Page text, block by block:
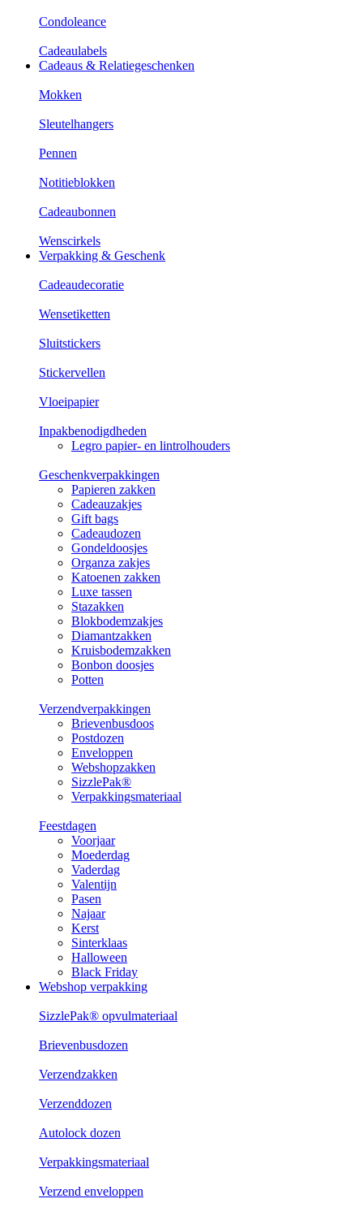
Condoleance
Cadeaulabels
Cadeaus & Relatiegeschenken
Mokken
Sleutelhangers
Pennen
Notitieblokken
Cadeaubonnen
Wenscirkels
Verpakking & Geschenk
Cadeaudecoratie
Wensetiketten
Sluitstickers
Stickervellen
Vloeipapier
Inpakbenodigdheden
Legro papier- en lintrolhouders
Geschenkverpakkingen
Papieren zakken
Cadeauzakjes
Gift bags
Cadeaudozen
Gondeldoosjes
Organza zakjes
Katoenen zakken
Luxe tassen
Stazakken
Blokbodemzakjes
Diamantzakken
Kruisbodemzakken
Bonbon doosjes
Potten
Verzendverpakkingen
Brievenbusdoos
Postdozen
Enveloppen
Webshopzakken
SizzlePak®
Verpakkingsmateriaal
Feestdagen
Voorjaar
Moederdag
Vaderdag
Valentijn
Pasen
Najaar
Kerst
Sinterklaas
Halloween
Black Friday
Webshop verpakking
SizzlePak® opvulmateriaal
Brievenbusdozen
Verzendzakken
Verzenddozen
Autolock dozen
Verpakkingsmateriaal
Verzend enveloppen